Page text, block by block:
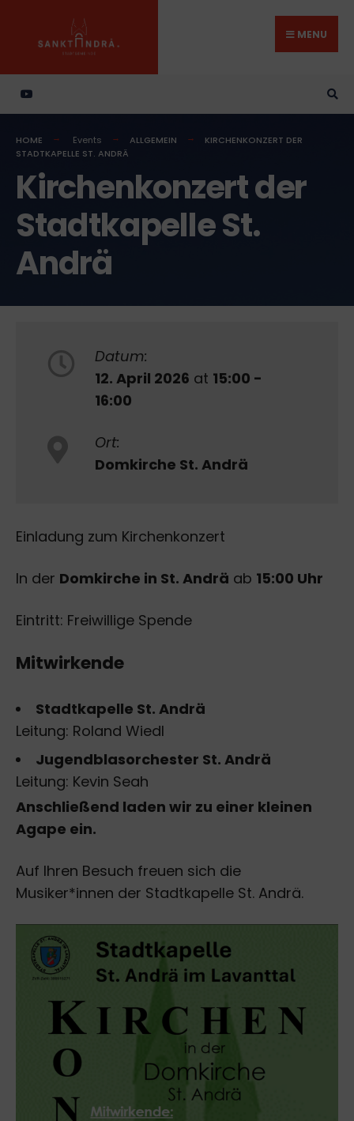
content
MENU
HOME Events ALLGEMEIN
KIRCHENKONZERT DER
STADTKAPELLE ST. ANDRÄ
Kirchenkonzert der
Stadtkapelle St.
Andrä
Datum:
12. April 2026 at 15:00 -
16:00
Ort:
Domkirche St. Andrä
Einladung zum Kirchenkonzert
In der Domkirche in St. Andrä ab 15:00 Uhr
Eintritt: Freiwillige Spende
Mitwirkende
Stadtkapelle St. Andrä
Leitung: Roland Wiedl
Jugendblasorchester St. Andrä
Leitung: Kevin Seah
Anschließend laden wir zu einer kleinen
Agape ein.
Auf Ihren Besuch freuen sich die
Musiker*innen der Stadtkapelle St. Andrä.